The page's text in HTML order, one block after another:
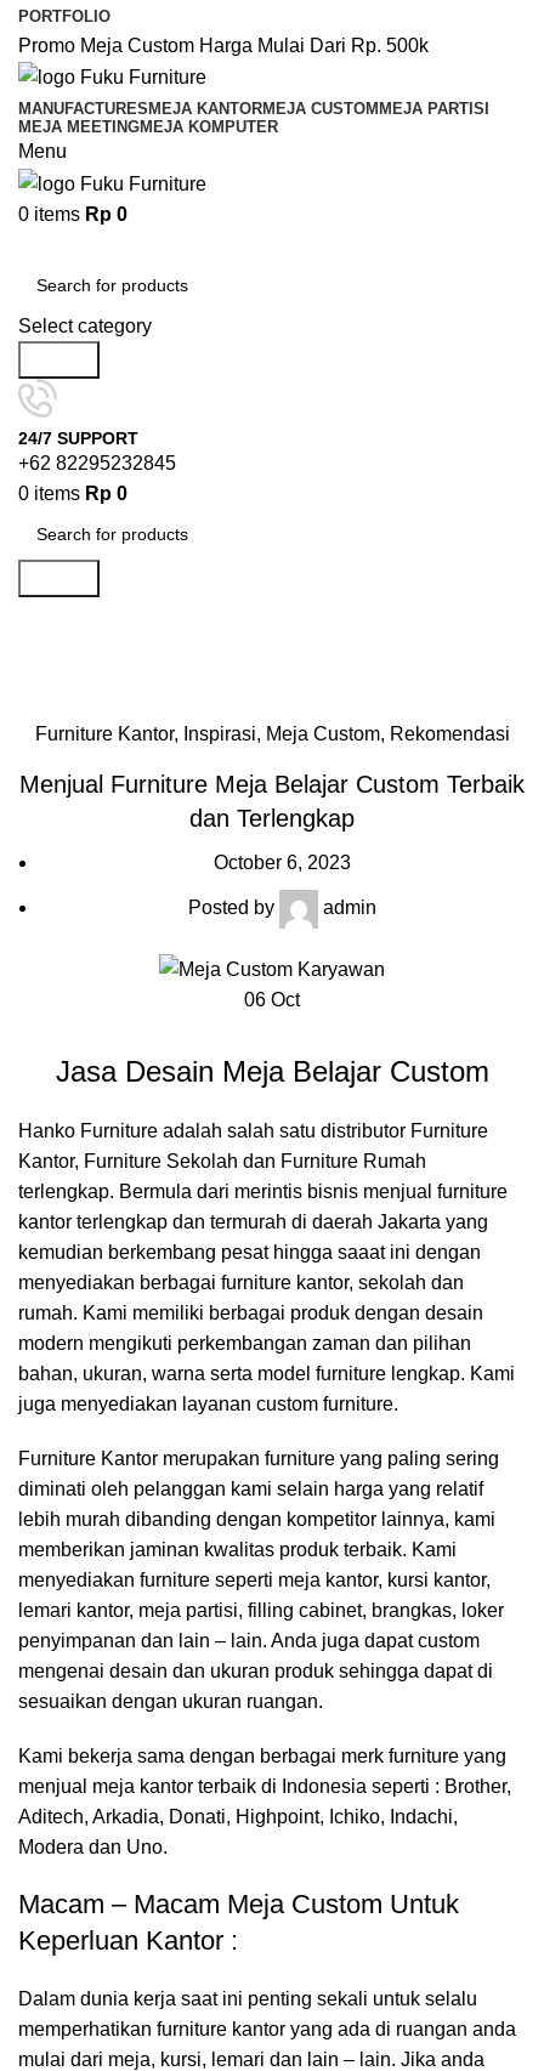
PORTFOLIO
Promo Meja Custom Harga Mulai Dari Rp. 500k
MANUFACTURES MEJA KANTORMEJA CUSTOM MEJA PARTISI
MEJA MEETINGMEJA KOMPUTER
Menu
0 items Rp 0
Select category
24/7 SUPPORT
+62 82295232845
0 items Rp 0
Furniture Kantor, Inspirasi, Meja Custom, Rekomendasi
Menjual Furniture Meja Belajar Custom Terbaik
dan Terlengkap
October 6, 2023
Posted by admin
06 Oct
Jasa Desain Meja Belajar Custom
Hanko Furniture adalah salah satu distributor Furniture
Kantor, Furniture Sekolah dan Furniture Rumah
terlengkap. Bermula dari merintis bisnis menjual furniture
kantor terlengkap dan termurah di daerah Jakarta yang
kemudian berkembang pesat hingga saaat ini dengan
menyediakan berbagai furniture kantor, sekolah dan
rumah. Kami memiliki berbagai produk dengan desain
modern mengikuti perkembangan zaman dan pilihan
bahan, ukuran, warna serta model furniture lengkap. Kami
juga menyediakan layanan custom furniture.
Furniture Kantor merupakan furniture yang paling sering
diminati oleh pelanggan kami selain harga yang relatif
lebih murah dibanding dengan kompetitor lainnya, kami
memberikan jaminan kwalitas produk terbaik. Kami
menyediakan furniture seperti meja kantor, kursi kantor,
lemari kantor, meja partisi, filling cabinet, brangkas, loker
penyimpanan dan lain – lain. Anda juga dapat custom
mengenai desain dan ukuran produk sehingga dapat di
sesuaikan dengan ukuran ruangan.
Kami bekerja sama dengan berbagai merk furniture yang
menjual meja kantor terbaik di Indonesia seperti : Brother,
Aditech, Arkadia, Donati, Highpoint, Ichiko, Indachi,
Modera dan Uno.
Macam – Macam Meja Custom Untuk
Keperluan Kantor :
Dalam dunia kerja saat ini penting sekali untuk selalu
memperhatikan furniture kantor yang ada di ruangan anda
mulai dari meja, kursi, lemari dan lain – lain. Jika anda